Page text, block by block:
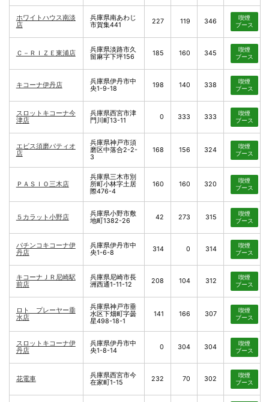
ホワイトハウス南淡
店
兵庫県南あわじ
市賀集441
227 119 346
喫煙
ブース
Ｃ－ＲＩＺＥ東浦店
兵庫県淡路市久
留麻字下坪156
185 160 345
喫煙
ブース
キコーナ伊丹店
兵庫県伊丹市中
央1-9-18
198 140 338
喫煙
ブース
スロットキコーナ今
津店
兵庫県西宮市津
門川町13-11
0 333 333
喫煙
ブース
エビス須磨パティオ
店
兵庫県神戸市須
磨区中落合2-2-
3
168 156 324
喫煙
ブース
ＰＡＳＩＯ三木店
兵庫県三木市別
所町小林字土居
際476-4
160 160 320
喫煙
ブース
５カラット小野店
兵庫県小野市敷
地町1382-26
42 273 315
喫煙
ブース
パチンコキコーナ伊
丹店
兵庫県伊丹市中
央1-6-8
314 0 314
喫煙
ブース
キコーナＪＲ尼崎駅
前店
兵庫県尼崎市長
洲西通1-11-12
208 104 312
喫煙
ブース
ロト プレーヤー垂
水店
兵庫県神戸市垂
水区下畑町字曇
星498-18-1
141 166 307
喫煙
ブース
スロットキコーナ伊
丹店
兵庫県伊丹市中
央1-8-14
0 304 304
喫煙
ブース
花電車
兵庫県西宮市今
在家町1-15
232 70 302
喫煙
ブース